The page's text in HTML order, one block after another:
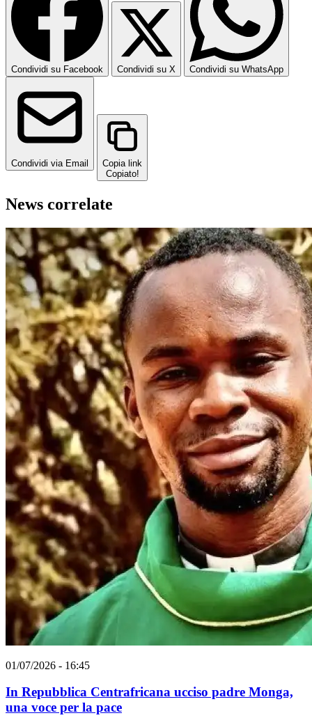
Condividi su Facebook Condividi su X Condividi su WhatsApp
Condividi via Email
Copia link
Copiato!
News correlate
01/07/2026 - 16:45
In Repubblica Centrafricana ucciso padre Monga,
una voce per la pace